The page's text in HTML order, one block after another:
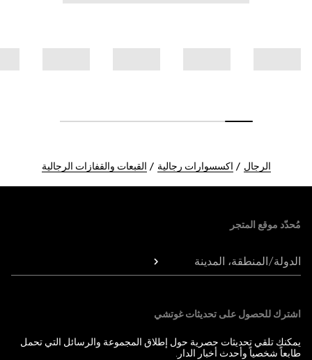
الرجال اكسسوارات رجالية القبعات والقفازات الرجالية
مُحدّد موقع المتجر
الدولة/المنطقة، المدينة
اشترك للحصول على تحديثات غوتشي
يمكنك تلقي تحديثات حصرية حول إطلاق المجموعة والرسائل التي تحمل
طابعاً شخصياً وأحدث أخبار الدار.